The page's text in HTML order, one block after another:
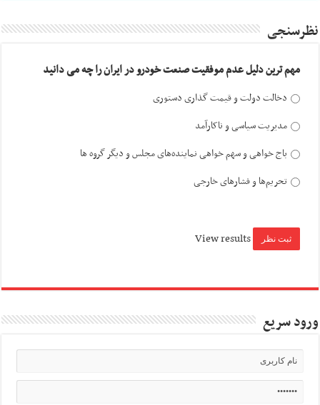
نظرسنجی
مهم ترین دلیل عدم موفقیت صنعت خودرو در ایران را چه می دانید
دخالت دولت و قیمت گذاری دستوری
مدیریت سیاسی و ناکارآمد
باج خواهی و سهم خواهی نماینده‌های مجلس و دیگر گروه ها
تحریم‌ها و فشارهای خارجی
View results
ورود سریع